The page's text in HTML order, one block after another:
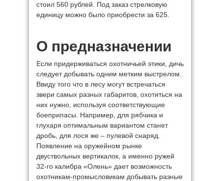
стоил 560 рублей. Под заказ стрелковую
единицу можно было приобрести за 625.
О предназначении
Если придерживаться охотничьей этики, дичь
следует добывать одним метким выстрелом.
Ввиду того что в лесу могут встречаться
звери самых разных габаритов, охотиться на
них нужно, используя соответствующие
боеприпасы. Например, для рябчика и
глухаря оптимальным вариантом станет
дробь, для лося же – пулевой снаряд.
Появление на оружейном рынке
двуствольных вертикалок, а именно ружей
32-го калибра «Олень» дает возможность
охотникам-промысловикам добывать разные